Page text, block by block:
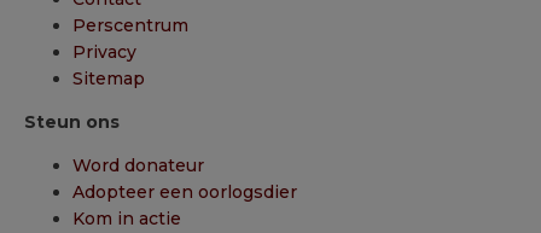
Perscentrum
Privacy
Sitemap
Steun ons
Word donateur
Adopteer een oorlogsdier
Kom in actie